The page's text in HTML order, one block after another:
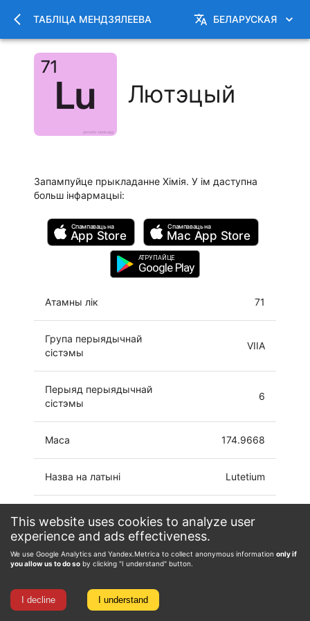
This website uses cookies to analyze user
experience and ads effectiveness.
We use Google Analytics and Yandex.Metrica to collect anonymous information only if
you allow us to do so by clicking "I understand" button.
I decline I understand
ТАБЛІЦА МЕНДЗЯЛЕЕВА БЕЛАРУСКАЯ
Лютэцый
Запампуйце прыкладанне Хімія. У ім даступна
больш інфармацыі:
Спампаваць на
App Store
Спампаваць на
Mac App Store
АТРУПАЙЦЕ
Google Play
Атамны лік 71
Група перыядычнай
сістэмы
VIIA
Перыяд перыядычнай
сістэмы
6
Маса 174.9668
Назва на латыні Lutetium
Электронная канфігурацыя
5d6s2
Ступень акіслення